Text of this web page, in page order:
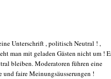
Unterschrift , politisch Neutral ! ,
man mit geladen Gästen nicht um !
bleiben. Moderatoren führen eine
faire Meinungsäusserungen !